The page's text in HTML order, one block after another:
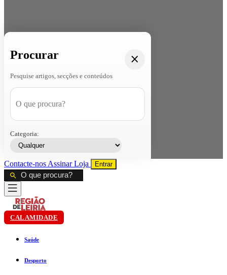
Procurar
Pesquise artigos, secções e conteúdos
Categoria:
Contacte-nos AssinarLoja Entrar
CALAMIDADE
Saúde
Desporto